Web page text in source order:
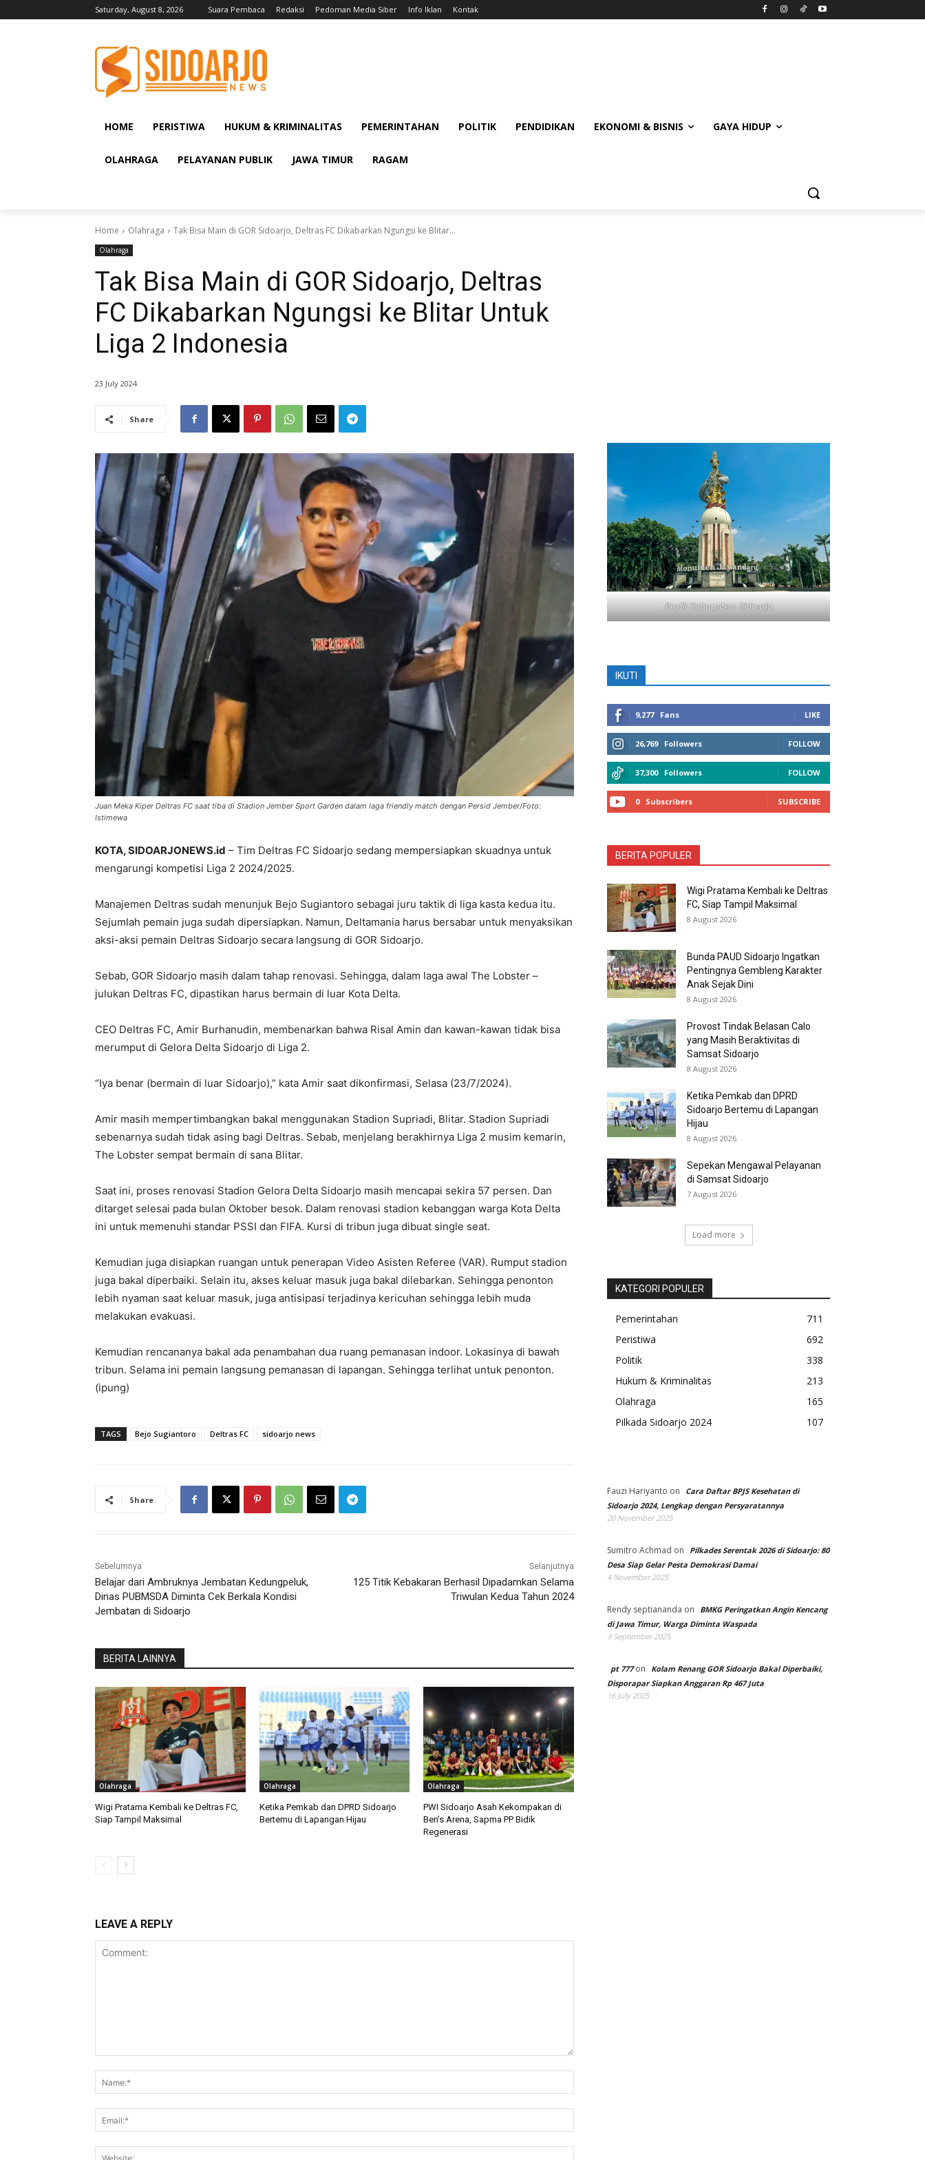
Saturday, August 8, 2026 Suara Pembaca Redaksi Pedoman Media Siber Info Iklan Kontak
HOME PERISTIWA HUKUM & KRIMINALITAS PEMERINTAHAN POLITIK PENDIDIKAN EKONOMI & BISNIS GAYA HIDUP
OLAHRAGA PELAYANAN PUBLIK JAWA TIMUR RAGAM
Home Olahraga Tak Bisa Main di GOR Sidoarjo, Deltras FC Dikabarkan Ngungsi ke Blitar...
Olahraga
Tak Bisa Main di GOR Sidoarjo, Deltras
FC Dikabarkan Ngungsi ke Blitar Untuk
Liga 2 Indonesia
23 July 2024
Share
Juan Meka Kiper Deltras FC saat tiba di Stadion Jember Sport Garden dalam laga friendly match dengan Persid Jember/Foto:
Istimewa
KOTA, SIDOARJONEWS.id – Tim Deltras FC Sidoarjo sedang mempersiapkan skuadnya untuk
mengarungi kompetisi Liga 2 2024/2025.
Manajemen Deltras sudah menunjuk Bejo Sugiantoro sebagai juru taktik di liga kasta kedua itu.
Sejumlah pemain juga sudah dipersiapkan. Namun, Deltamania harus bersabar untuk menyaksikan
aksi-aksi pemain Deltras Sidoarjo secara langsung di GOR Sidoarjo.
Sebab, GOR Sidoarjo masih dalam tahap renovasi. Sehingga, dalam laga awal The Lobster –
julukan Deltras FC, dipastikan harus bermain di luar Kota Delta.
CEO Deltras FC, Amir Burhanudin, membenarkan bahwa Risal Amin dan kawan-kawan tidak bisa
merumput di Gelora Delta Sidoarjo di Liga 2.
“Iya benar (bermain di luar Sidoarjo),” kata Amir saat dikonfirmasi, Selasa (23/7/2024).
Amir masih mempertimbangkan bakal menggunakan Stadion Supriadi, Blitar. Stadion Supriadi
sebenarnya sudah tidak asing bagi Deltras. Sebab, menjelang berakhirnya Liga 2 musim kemarin,
The Lobster sempat bermain di sana Blitar.
Saat ini, proses renovasi Stadion Gelora Delta Sidoarjo masih mencapai sekira 57 persen. Dan
ditarget selesai pada bulan Oktober besok. Dalam renovasi stadion kebanggan warga Kota Delta
ini untuk memenuhi standar PSSI dan FIFA. Kursi di tribun juga dibuat single seat.
Kemudian juga disiapkan ruangan untuk penerapan Video Asisten Referee (VAR). Rumput stadion
juga bakal diperbaiki. Selain itu, akses keluar masuk juga bakal dilebarkan. Sehingga penonton
lebih nyaman saat keluar masuk, juga antisipasi terjadinya kericuhan sehingga lebih muda
melakukan evakuasi.
Kemudian rencananya bakal ada penambahan dua ruang pemanasan indoor. Lokasinya di bawah
tribun. Selama ini pemain langsung pemanasan di lapangan. Sehingga terlihat untuk penonton.
(ipung)
TAGS Bejo Sugiantoro Deltras FC sidoarjo news
Share
Sebelumnya
Belajar dari Ambruknya Jembatan Kedungpeluk,
Dinas PUBMSDA Diminta Cek Berkala Kondisi
Jembatan di Sidoarjo
Selanjutnya
125 Titik Kebakaran Berhasil Dipadamkan Selama
Triwulan Kedua Tahun 2024
BERITA LAINNYA
Olahraga
Wigi Pratama Kembali ke Deltras FC,
Siap Tampil Maksimal
Olahraga
Ketika Pemkab dan DPRD Sidoarjo
Bertemu di Lapangan Hijau
Olahraga
PWI Sidoarjo Asah Kekompakan di
Ben’s Arena, Sapma PP Bidik
Regenerasi
LEAVE A REPLY
Profil Kabupaten Sidoarjo
IKUTI
9,277 Fans LIKE
26,769 Followers FOLLOW
37,300 Followers FOLLOW
0 Subscribers SUBSCRIBE
BERITA POPULER
Wigi Pratama Kembali ke Deltras
FC, Siap Tampil Maksimal
8 August 2026
Bunda PAUD Sidoarjo Ingatkan
Pentingnya Gembleng Karakter
Anak Sejak Dini
8 August 2026
Provost Tindak Belasan Calo
yang Masih Beraktivitas di
Samsat Sidoarjo
8 August 2026
Ketika Pemkab dan DPRD
Sidoarjo Bertemu di Lapangan
Hijau
8 August 2026
Sepekan Mengawal Pelayanan
di Samsat Sidoarjo
7 August 2026
Load more
KATEGORI POPULER
Pemerintahan
711
Peristiwa
692
Politik
338
Hukum & Kriminalitas
213
Olahraga
165
Pilkada Sidoarjo 2024
107
Fauzi Hariyanto on
Cara Daftar BPJS Kesehatan di
Sidoarjo 2024, Lengkap dengan Persyaratannya
20 November 2025
Sumitro Achmad on
Pilkades Serentak 2026 di Sidoarjo: 80
Desa Siap Gelar Pesta Demokrasi Damai
4 November 2025
Rendy septiananda on
BMKG Peringatkan Angin Kencang
di Jawa Timur, Warga Diminta Waspada
3 September 2025
pt 777on
Kolam Renang GOR Sidoarjo Bakal Diperbaiki,
Disporapar Siapkan Anggaran Rp 467 Juta
16 July 2025